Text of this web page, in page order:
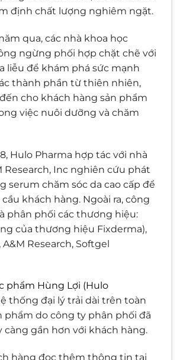
định chất lượng nghiêm ngặt.
qua, các nhà khoa học
ngừng phối hợp chặt chẽ với
liễu để khám phá sức mạnh
thành phần từ thiên nhiên,
cho khách hàng sản phẩm
việc nuôi dưỡng và chăm
Hulo Pharma hợp tác với nhà
Research, Inc nghiên cứu phát
serum chăm sóc da cao cấp để
khách hàng. Ngoài ra, công
phân phối các thương hiệu:
của thương hiệu Fixderma),
A&M Research, Softgel
phẩm Hùng Lợi (Hulo
thống đại lý trải dài trên toàn
phẩm do công ty phân phối đã
càng gần hơn với khách hàng.
hàng đọc thêm thông tin tại